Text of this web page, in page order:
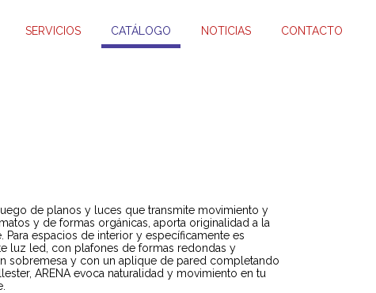
SERVICIOS CATÁLOGO NOTICIAS CONTACTO
de planos y luces que transmite movimiento y
y de formas orgánicas, aporta originalidad a la
espacios de interior y específicamente es
luz led, con plafones de formas redondas y
sobremesa y con un aplique de pared completando
ARENA evoca naturalidad y movimiento en tu